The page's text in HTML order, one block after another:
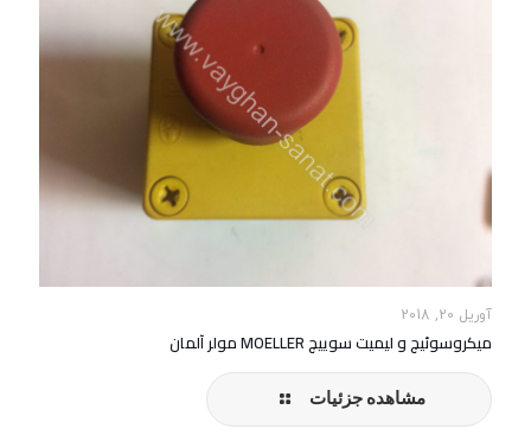
آوریل 20, 2018
میکروسوئیچ و لیمیت سوییچ MOELLER مولر آلمان
مشاهده جزئیات